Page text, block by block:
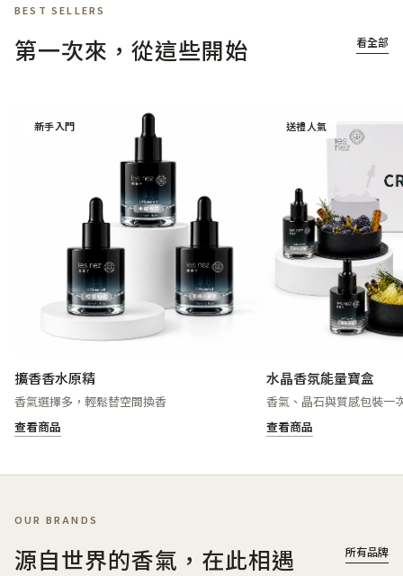
BEST SELLERS
第一次來，從這些開始 看全部
新手入門
擴香香水原精
香氣選擇多，輕鬆替空間換香
查看商品
送禮人氣
水晶香氛能量寶盒
香氣、晶石與質感包裝一
查看商品
OUR BRANDS
源自世界的香氣，在此相遇 所有品牌